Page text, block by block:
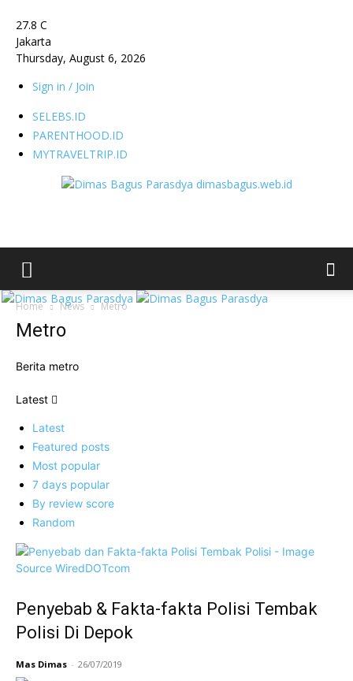
27.8 C
Jakarta
Thursday, August 6, 2026
Sign in / Join
SELEBS.ID
PARENTHOOD.ID
MYTRAVELTRIP.ID
dimasbagus.web.id
Home News Metro
Metro
Berita metro
Latest
Latest
Featured posts
Most popular
7 days popular
By review score
Random
Penyebab & Fakta-fakta Polisi Tembak
Polisi Di Depok
Mas Dimas - 26/07/2019